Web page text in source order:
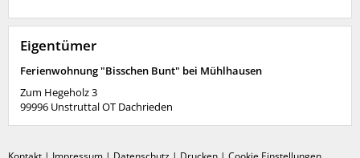
Eigentümer
Ferienwohnung "Bisschen Bunt" bei Mühlhausen
Zum Hegeholz 3
99996 Unstruttal OT Dachrieden